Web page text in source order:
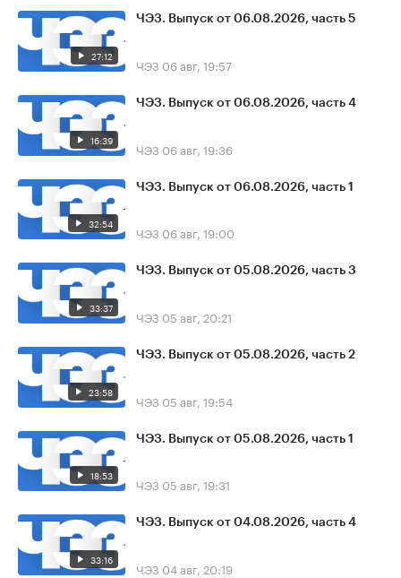
27:12
ЧЭЗ. Выпуск от 06.08.2026, часть 5
ЧЭЗ 06 авг, 19:57
16:39
ЧЭЗ. Выпуск от 06.08.2026, часть 4
ЧЭЗ 06 авг, 19:36
32:54
ЧЭЗ. Выпуск от 06.08.2026, часть 1
ЧЭЗ 06 авг, 19:00
33:37
ЧЭЗ. Выпуск от 05.08.2026, часть 3
ЧЭЗ 05 авг, 20:21
23:58
ЧЭЗ. Выпуск от 05.08.2026, часть 2
ЧЭЗ 05 авг, 19:54
18:53
ЧЭЗ. Выпуск от 05.08.2026, часть 1
ЧЭЗ 05 авг, 19:31
33:16
ЧЭЗ. Выпуск от 04.08.2026, часть 4
ЧЭЗ 04 авг, 20:19